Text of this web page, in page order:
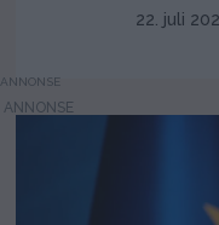
22. juli
ANNONSE